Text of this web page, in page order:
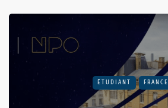
ÉTUDIANT FRANCE